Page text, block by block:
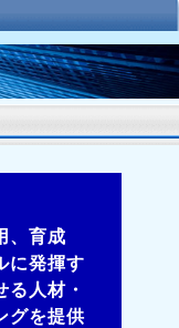
、育成
に発揮す
人材・
グを提供